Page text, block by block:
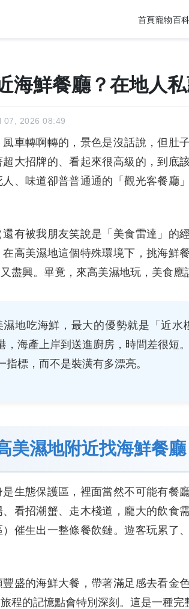
首頁寵物百科
海鮮餐廳？在地人
07, 2026 08:49
車轉啊轉的，景色是沒話說，但肚
大招牌的、看起來很高級的，到底
、味道卻普普通通的「觀光客餐廳
有被我朋友笑說是「美食雷達」的
高美濕地這個特殊環境下，挑海鮮
盡興。畢竟，來高美濕地玩，美食應
濕地吃海鮮，最大的優勢就是「近
，海產上岸到送進廚房，時間差很短
標，而不是裝潢有多漂亮。
美濕地附近找海鮮餐廳
生態保護區，裡面當然不可能有餐
看招潮蟹、走木棧道，龐大的飲食
催生出一整條餐飲鏈。遊客玩累了
盛的海鮮大餐，帶著滿足感去看金
程的記憶點會特別深刻。這是一種完